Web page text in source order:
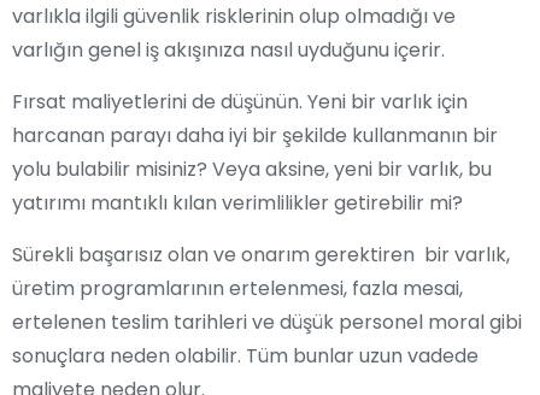
varlıkla ilgili güvenlik risklerinin olup olmadığı ve
varlığın genel iş akışınıza nasıl uyduğunu içerir.
Fırsat maliyetlerini de düşünün. Yeni bir varlık için
harcanan parayı daha iyi bir şekilde kullanmanın bir
yolu bulabilir misiniz? Veya aksine, yeni bir varlık, bu
yatırımı mantıklı kılan verimlilikler getirebilir mi?
Sürekli başarısız olan ve onarım gerektiren bir varlık,
üretim programlarının ertelenmesi, fazla mesai,
ertelenen teslim tarihleri ve düşük personel moral gibi
sonuçlara neden olabilir. Tüm bunlar uzun vadede
maliyete neden olur.